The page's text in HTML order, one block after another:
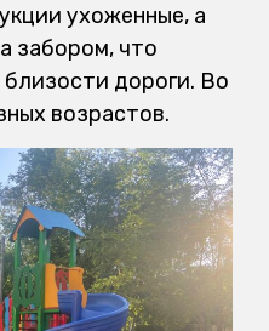
ухоженные, а
забором, что
дороги. Во
возрастов.